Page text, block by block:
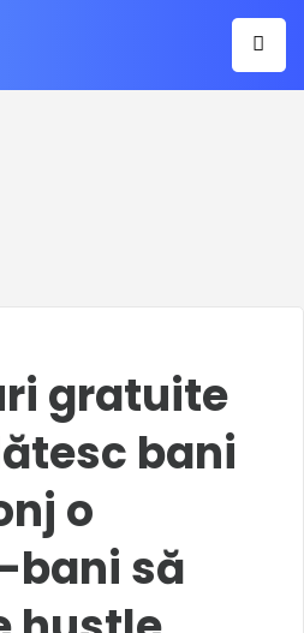
gratuite
bani
o
să